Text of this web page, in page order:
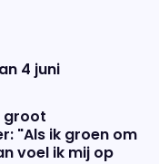
4 juni
groot
"Als ik groen om
voel ik mij op